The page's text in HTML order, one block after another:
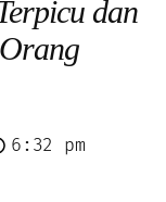
dan
6:32 pm